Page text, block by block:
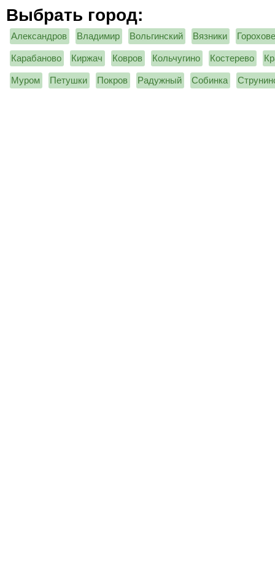
Выбрать город:
Александров Владимир Вольгинский Вязники
Карабаново Киржач Ковров Кольчугино Костерево
Муром Петушки Покров Радужный Собинка